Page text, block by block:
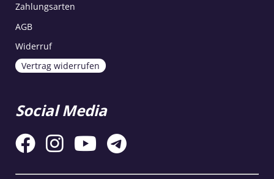
Zahlungsarten
AGB
Widerruf
Vertrag widerrufen
Social Media